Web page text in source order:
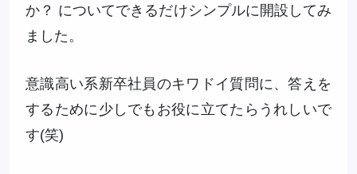
か？ についてできるだけシンプルに開設してみ
ました。
意識高い系新卒社員のキワドイ質問に、答えを
するために少しでもお役に立てたらうれしいで
す(笑)